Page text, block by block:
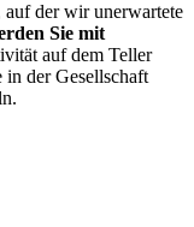
auf der wir unerwartete
Sie mit
auf dem Teller
in der Gesellschaft